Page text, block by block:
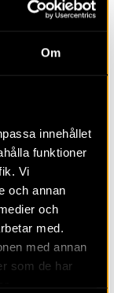
Om
innehållet
funktioner
Vi
och annan
och
med.
med annan
som de har
Övrigt